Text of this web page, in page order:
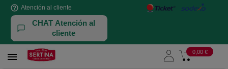
help_outline Atención al cliente
CHAT Atención al
cliente
 0,00 €